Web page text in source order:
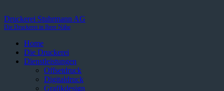
Druckerei Stuhrmann AG
Die Druckerei in Ihrer Nähe
Home
Die Druckerei
Dienstleistungen
Offsetdruck
Digitaldruck
Grafikdesign